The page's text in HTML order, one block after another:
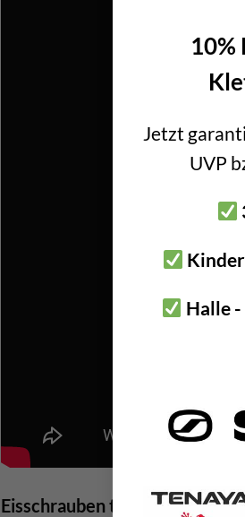
10%
Jetzt
UVP
Halle
Eisschrauben trocken lagern!